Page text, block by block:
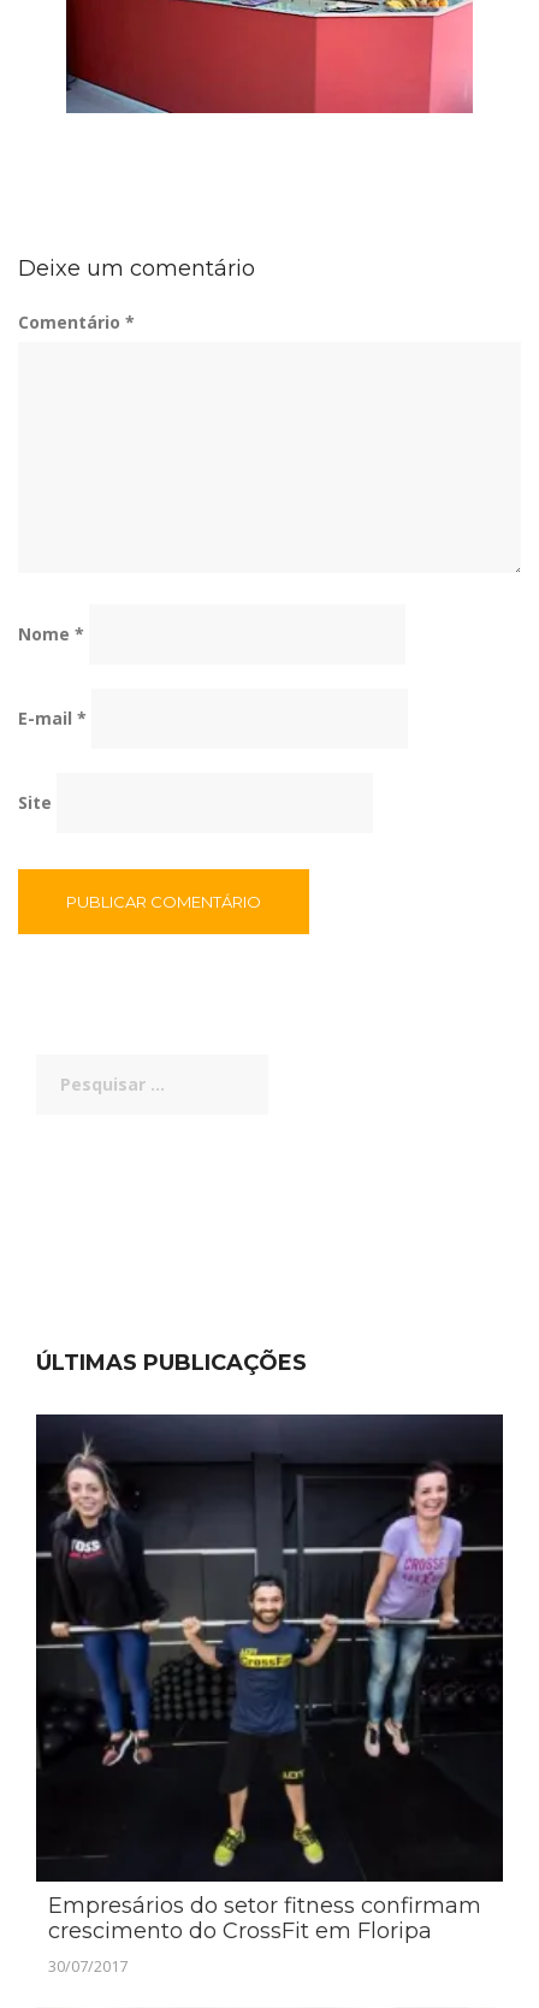
Deixe um comentário
Comentário *
Nome *
E-mail *
Site
por:
ÚLTIMAS PUBLICAÇÕES
Empresários do setor fitness confirmam
crescimento do CrossFit em Floripa
30/07/2017